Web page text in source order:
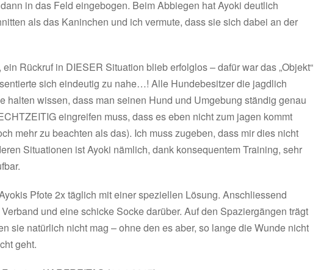
in das Feld eingebogen. Beim Abbiegen hat Ayoki deutlich
als das Kaninchen und ich vermute, dass sie sich dabei an der
Rückruf in DIESER Situation blieb erfolglos – dafür war das „Objekt“
sich eindeutig zu nahe…! Alle Hundebesitzer die jagdlich
halten wissen, dass man seinen Hund und Umgebung ständig genau
eingreifen muss, dass es eben nicht zum jagen kommt
mehr zu beachten als das). Ich muss zugeben, dass mir dies nicht
Situationen ist Ayoki nämlich, dank konsequentem Training, sehr
Pfote 2x täglich mit einer speziellen Lösung. Anschliessend
und eine schicke Socke darüber. Auf den Spaziergängen trägt
sie natürlich nicht mag – ohne den es aber, so lange die Wunde nicht
geht.